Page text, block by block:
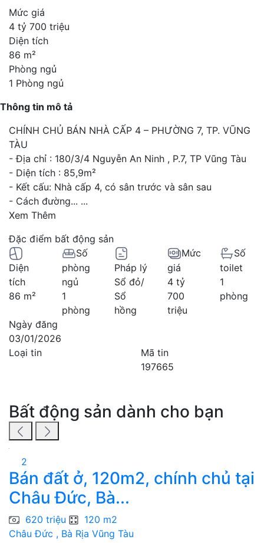
Mức giá
4 tỷ 700 triệu
Diện tích
86 m²
Phòng ngủ
1 Phòng ngủ
Thông tin mô tả
CHÍNH CHỦ BÁN NHÀ CẤP 4 – PHƯỜNG 7, TP. VŨNG
TÀU
- Địa chỉ : 180/3/4 Nguyễn An Ninh , P.7, TP Vũng Tàu
- Diện tích : 85,9m²
- Kết cấu: Nhà cấp 4, có sân trước và sân sau
- Cách đường... ...
Xem Thêm
Đặc điểm bất động sản
Diện
tích
86 m²
Số
phòng
ngủ
1
phòng
Pháp lý
Sổ đỏ/
Sổ
hồng
Mức
giá
4 tỷ
700
triệu
Số
toilet
1
phòng
Ngày đăng
03/01/2026
Loại tin
Mã tin
197665
Bất động sản dành cho bạn
2
Bán đất ở, 120m2, chính chủ tại
Châu Đức, Bà...
620 triệu
120 m2
Châu Đức , Bà Rịa Vũng Tàu